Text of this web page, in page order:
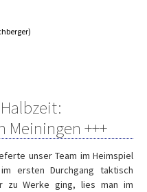
Meiningen +++
unser Team im Heimspiel
ersten Durchgang taktisch
zu Werke ging, lies man im